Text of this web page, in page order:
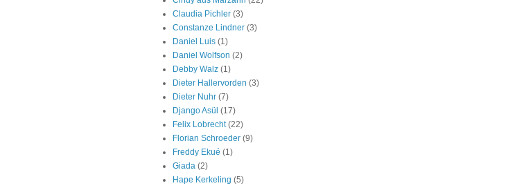
Claudia Pichler (3)
Constanze Lindner (3)
Daniel Luis (1)
Daniel Wolfson (2)
Debby Walz (1)
Dieter Hallervorden (3)
Dieter Nuhr (7)
Django Asül (17)
Felix Lobrecht (22)
Florian Schroeder (9)
Freddy Ekué (1)
Giada (2)
Hape Kerkeling (5)